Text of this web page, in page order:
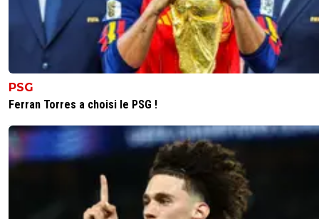
PSG
Ferran Torres a choisi le PSG !